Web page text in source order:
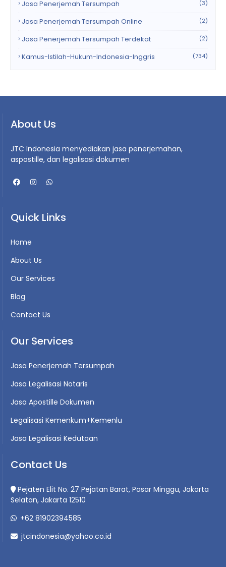
Jasa Penerjemah Tersumpah (3)
Jasa Penerjemah Tersumpah Online (2)
Jasa Penerjemah Tersumpah Terdekat (2)
Kamus-Istilah-Hukum-Indonesia-Inggris (734)
About Us
JTC Indonesia menyediakan jasa penerjemahan,
aspostille, dan legalisasi dokumen
Quick Links
Home
About Us
Our Services
Blog
Contact Us
Our Services
Jasa Penerjemah Tersumpah
Jasa Legalisasi Notaris
Jasa Apostille Dokumen
Legalisasi Kemenkum+Kemenlu
Jasa Legalisasi Kedutaan
Contact Us
Pejaten Elit No. 27 Pejatan Barat, Pasar Minggu, Jakarta
Selatan, Jakarta 12510
+62 81902394585
jtcindonesia@yahoo.co.id